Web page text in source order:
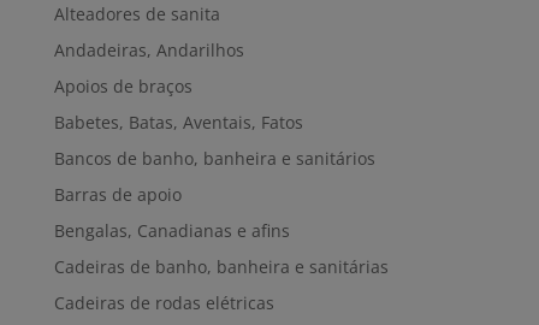
Alteadores de sanita
Andadeiras, Andarilhos
Apoios de braços
Babetes, Batas, Aventais, Fatos
Bancos de banho, banheira e sanitários
Barras de apoio
Bengalas, Canadianas e afins
Cadeiras de banho, banheira e sanitárias
Cadeiras de rodas elétricas